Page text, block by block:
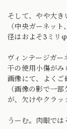
そして、やや大
（中央ガーネッ
径はおよそ3ミリφ
ヴィンテージガ
干の使用小傷がみ
画像にて、よくご
（画像の影で一
が、欠けやクラッ
うーむ。肉眼では